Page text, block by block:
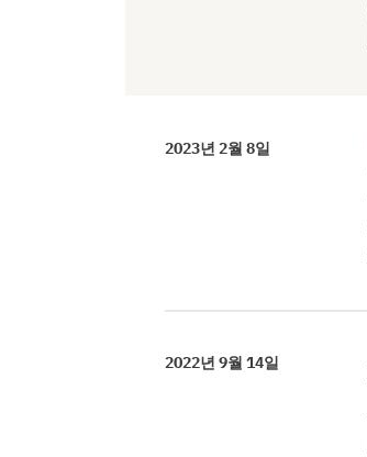
2023년 2월 8일
2022년 9월 14일